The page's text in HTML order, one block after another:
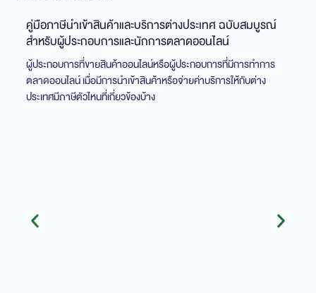
คู่มือภาษีนำเข้าสินค้าและบริการต่างประเทศ ฉบับสมบูรณ์
สำหรับผู้ประกอบการและนักการตลาดออนไลน์
ผู้ประกอบการที่ขายสินค้าออนไลน์หรือผู้ประกอบการที่มีการทำการ
ตลาดออนไลน์ เมื่อมีการนำเข้าสินค้าหรือจ่ายค่าบริการให้กับต่าง
ประเทศมีภาษีตัวไหนที่เกี่ยวข้องบ้าง